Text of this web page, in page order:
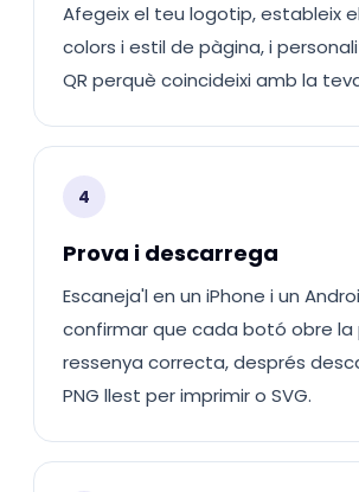
Afegeix el teu logotip, estableix
colors i estil de pàgina, i
QR perquè coincideixi amb la
4
Prova i descarrega
Escaneja'l en un iPhone i un
confirmar que cada botó obre la
ressenya correcta, després
PNG llest per imprimir o SVG.